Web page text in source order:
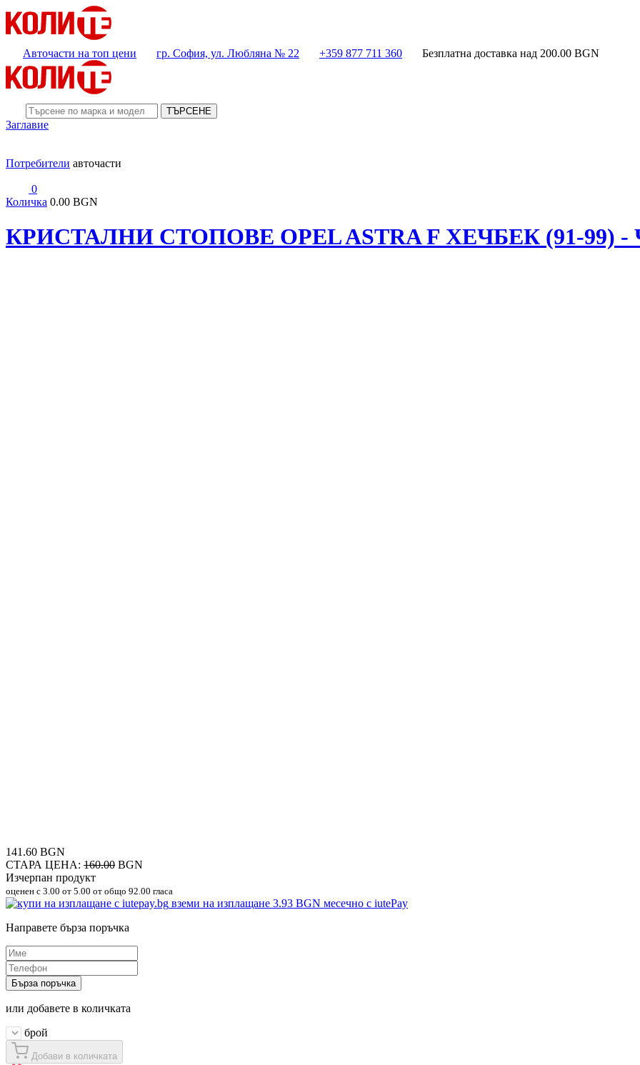
Авточасти на топ цени гр. София, ул. Любляна № 22 +359 877 711 360 Безплатна доставка над 200.00 BGN
ТЪРСЕНЕ
Заглавие
Потребители авточасти
0
Количка 0.00 BGN
КРИСТАЛНИ СТОПОВЕ OPEL ASTRA F ХЕЧБЕК (91-99)
141.60 BGN
СТАРА ЦЕНА: 160.00 BGN
Изчерпан продукт
оценен с 3.00 от 5.00 от общо 92.00 гласа
вземи на изплащане 3.93 BGN месечно с iutePay
Направете бърза поръчка
Бърза поръчка
или добавете в количката
брой
Добави в количката